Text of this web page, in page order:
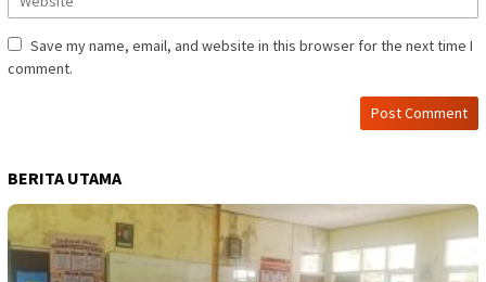
Save my name, email, and website in this browser for the next time I
comment.
BERITA UTAMA